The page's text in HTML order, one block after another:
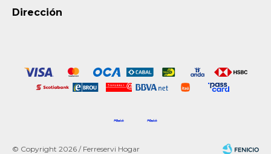
Dirección
© Copyright 2026 / Ferreservi Hogar